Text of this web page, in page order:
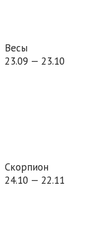
Весы
23.09 — 23.10
Скорпион
24.10 — 22.11